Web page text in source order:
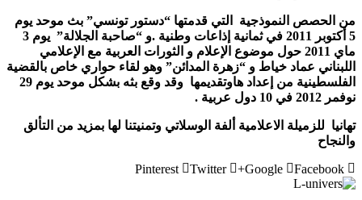
من الحصص النموذجية التي قدمتها “دستور تونسي” بث موحد يوم
5 أكتوبر 2011 في ثمانية إذاعات وطنية .و “صاحبة الجلالة” يوم 3
ماي 2011 حول موضوع الإعلام و الثورات العربية مع الإعلامي
اللبناني عماد خياط و “زهرة المدائن” وهو لقاء حواري خاص بالقضية
الفلسطينية من إعداد هاوتقديمها وقد وقع بثه بشكل موحد يوم 29
نوفمر 2012 في 10 دول عربية .
تهانيا للزميلة الاعلامية ألفة الوسلاتي وتمنيتنا لها بمزيد من التألق
والنجاح
Facebook
Google+
Twitter
Pinterest